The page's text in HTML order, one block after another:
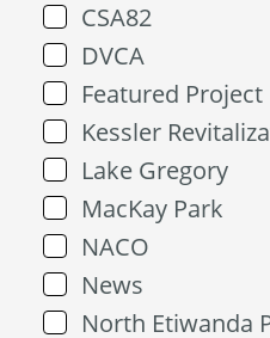
CSA82
DVCA
Featured Project
Kessler
Lake Gregory
MacKay Park
NACO
News
North Etiwanda